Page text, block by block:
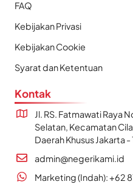
FAQ
Kebijakan Privasi
Kebijakan Cookie
Syarat dan Ketentuan
Kontak
Jl. RS. Fatmawati Raya
Selatan, Kecamatan
Daerah Khusus Jakarta -
admin@negerikami.id
Marketing (Indah): +62